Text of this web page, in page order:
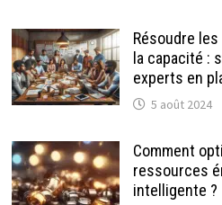
Résoudre
la capacité :
experts en
5 août 2024
Comment
ressources
intelligente ?